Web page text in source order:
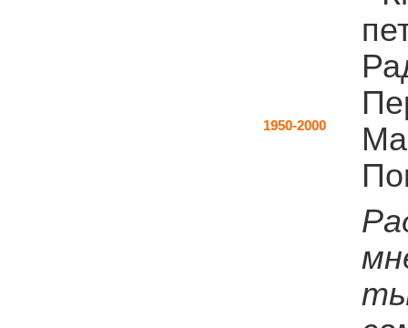
1950-2000